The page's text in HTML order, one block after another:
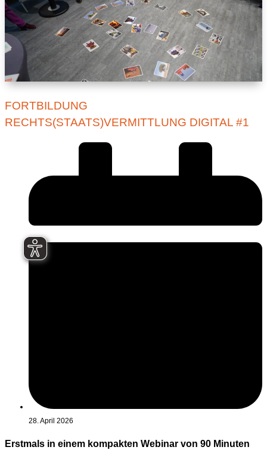
FORTBILDUNG
RECHTS(STAATS)VERMITTLUNG DIGITAL #1
28. April 2026
Erstmals in einem kompakten Webinar von 90 Minuten